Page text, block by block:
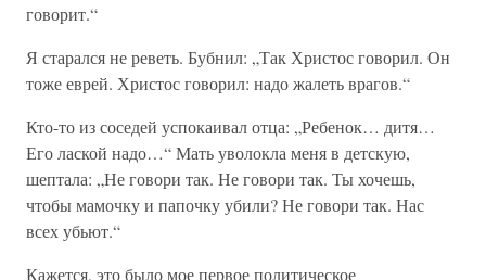
говорит.“
Я старался не реветь. Бубнил: „Так Христос говорил. Он
тоже еврей. Христос говорил: надо жалеть врагов.“
Кто-то из соседей успокаивал отца: „Ребенок… дитя…
Его лаской надо…“ Мать уволокла меня в детскую,
шептала: „Не говори так. Не говори так. Ты хочешь,
чтобы мамочку и папочку убили? Не говори так. Нас
всех убьют.“
Кажется, это было мое первое политическое